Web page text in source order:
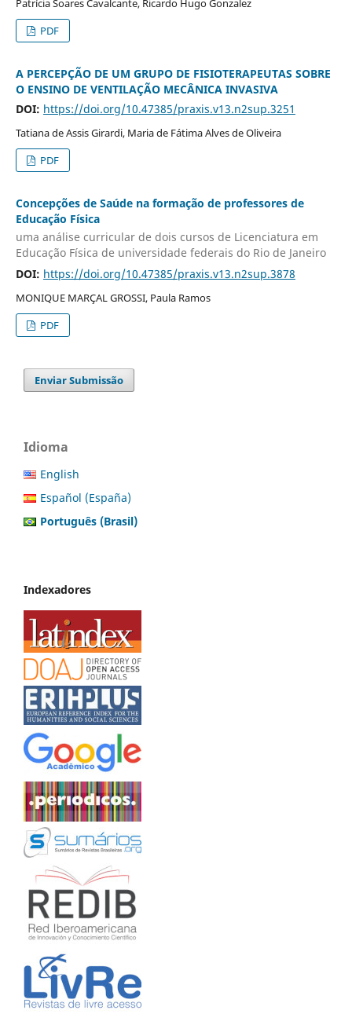
Patrícia Soares Cavalcante, Ricardo Hugo Gonzalez
PDF
A PERCEPÇÃO DE UM GRUPO DE FISIOTERAPEUTAS SOBRE
O ENSINO DE VENTILAÇÃO MECÂNICA INVASIVA
DOI: https://doi.org/10.47385/praxis.v13.n2sup.3251
Tatiana de Assis Girardi, Maria de Fátima Alves de Oliveira
PDF
Concepções de Saúde na formação de professores de
Educação Física
uma análise curricular de dois cursos de Licenciatura em
Educação Física de universidade federais do Rio de Janeiro
DOI: https://doi.org/10.47385/praxis.v13.n2sup.3878
MONIQUE MARÇAL GROSSI, Paula Ramos
PDF
Enviar Submissão
Idioma
English
Español (España)
Português (Brasil)
Indexadores